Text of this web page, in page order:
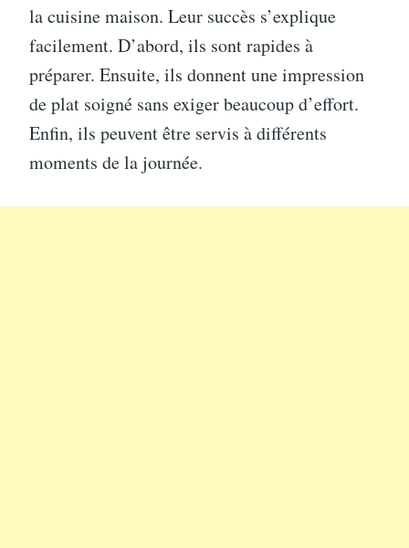
la cuisine maison. Leur succès s’explique
facilement. D’abord, ils sont rapides à
préparer. Ensuite, ils donnent une impression
de plat soigné sans exiger beaucoup d’effort.
Enfin, ils peuvent être servis à différents
moments de la journée.